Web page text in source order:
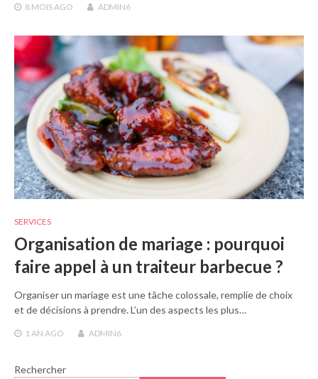
8 MOIS AGO ADMIN6
SERVICES
Organisation de mariage : pourquoi
faire appel à un traiteur barbecue ?
Organiser un mariage est une tâche colossale, remplie de choix
et de décisions à prendre. L’un des aspects les plus…
1 AN AGO ADMIN6
Rechercher